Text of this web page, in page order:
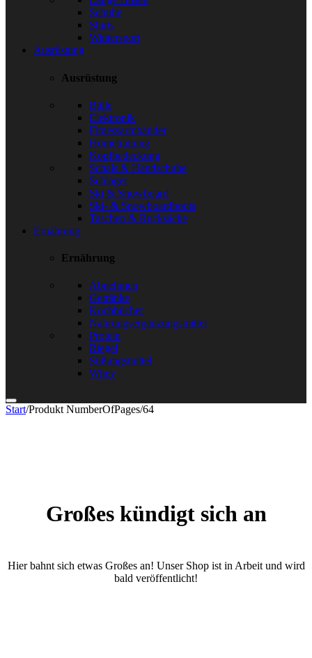
Schuhe
Shirts
Wintersport
Ausrüstung
Ausrüstung
Bälle
Elektronik
Fitnessarmbänder
Hometraining
Kopfbedeckung
Schals & Handschuhe
Schläger
Ski & Snowboard
Ski- & Snowboardboots
Taschen & Rucksäcke
Ernährung
Ernährung
Abnehmen
Getränke
Kochbücher
Nahrungsergänzungsmittel
Protein
Riegel
Süßungsmittel
Whey
Start/Produkt NumberOfPages/64
Großes kündigt sich an
Hier bahnt sich etwas Großes an! Unser Shop ist in Arbeit und wird
bald veröffentlicht!